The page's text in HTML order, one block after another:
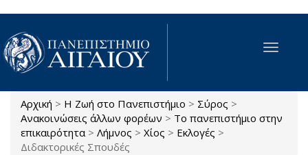
Παράκαμψη προς το κυρίως περιεχόμενο
Toggle
Είστε εδώ
Αρχική > Η Ζωή στο Πανεπιστήμιο > Σύρος >
Ανακοινώσεις άλλων φορέων > Το πανεπιστήμιο στην
επικαιρότητα > Λήμνος > Χίος > Εκλογές >
Διδακτορικές Σπουδές